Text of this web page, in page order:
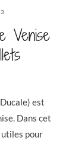
Venise
est
Dans cet
pour